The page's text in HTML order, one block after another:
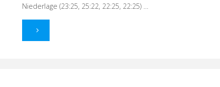
Niederlage (23:25, 25:22, 22:25, 22:25) …
"Großer